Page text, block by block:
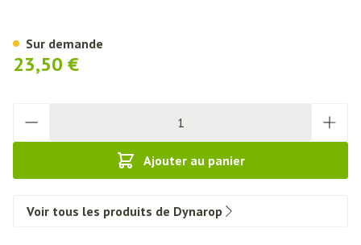
23,50 €
Ajouter au panier
Sur demande
Voir tous les produits de Dynarop